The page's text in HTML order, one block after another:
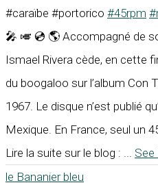
#caraïbe #portorico #45rpm
🎤 🎺 💿 🌎 Accompagné de
Ismael Rivera cède, en cette
du boogaloo sur l’album Con
1967. Le disque n’est publié
Mexique. En France, seul un
Lire la suite sur le blog : ... See
le Bananier bleu